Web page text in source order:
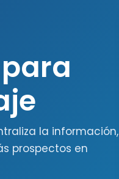
la información,
prospectos en